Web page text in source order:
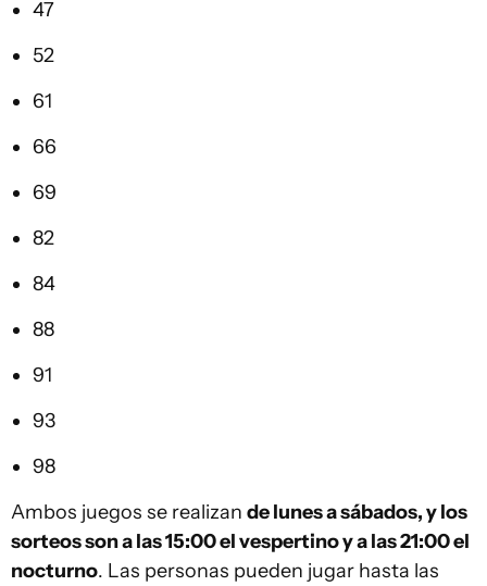
47
52
61
66
69
82
84
88
91
93
98
Ambos juegos se realizan de lunes a sábados, y los
sorteos son a las 15:00 el vespertino y a las 21:00 el
nocturno. Las personas pueden jugar hasta las